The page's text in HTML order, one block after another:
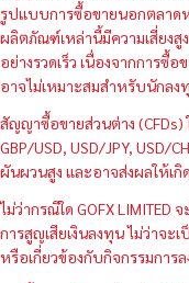
รูปแบบการซื้อขายนอกตลาด
ผลิตภัณฑ์เหล่านี้มีความเสี่ยง
อย่างรวดเร็ว เนื่องจากการซื้
อาจไม่เหมาะสมสำหรับนักล
สัญญาซื้อขายส่วนต่าง (CFDs)
GBP/USD, USD/JPY, USD/
ผันผวนสูง และอาจส่งผลให้เ
ไม่ว่ากรณีใด GOFX
การสูญเสียเงินลงทุน ไม่ว่าจ
หรือเกี่ยวข้องกับกิจกรรมการ